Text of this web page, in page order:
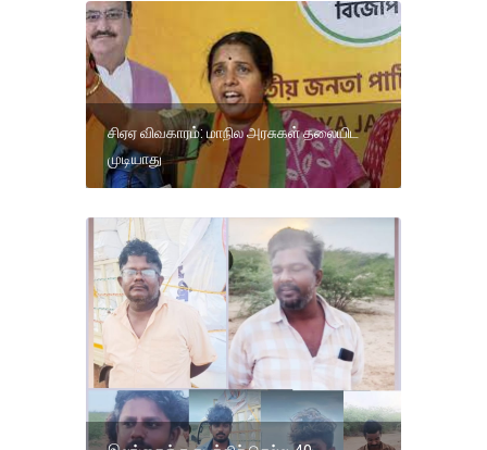
சிஏஏ விவகாரம்: மாநில அரசுகள் தலையிட
முடியாது